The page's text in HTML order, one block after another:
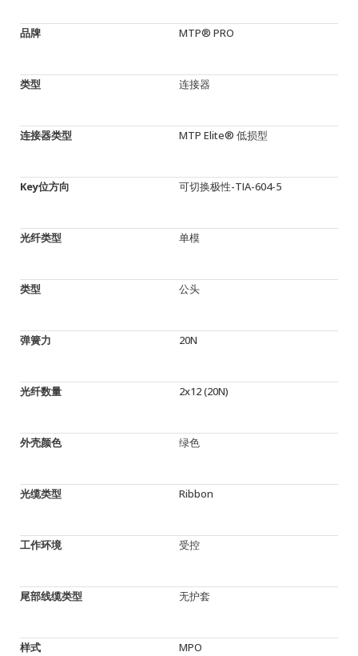
品牌 MTP® PRO
类型 连接器
连接器类型 MTP Elite® 低损型
Key位方向 可切换极性-TIA-604-5
光纤类型 单模
类型 公头
弹簧力 20N
光纤数量 2x12 (20N)
外壳颜色 绿色
光缆类型 Ribbon
工作环境 受控
尾部线缆类型 无护套
样式 MPO